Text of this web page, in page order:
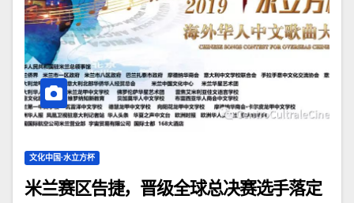
文化中国·水立方杯
米兰赛区告捷，晋级全球总决赛选手落定